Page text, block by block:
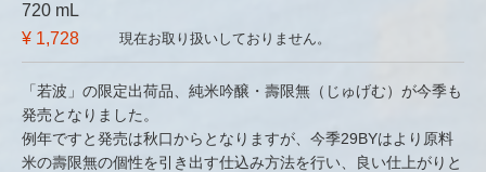
720 mL
¥ 1,728
現在お取り扱いしておりません。
「若波」の限定出荷品、純米吟醸・壽限無（じゅげむ）が今季も
発売となりました。
例年ですと発売は秋口からとなりますが、今季29BYはより原料
米の壽限無の個性を引き出す仕込み方法を行い、良い仕上がりと